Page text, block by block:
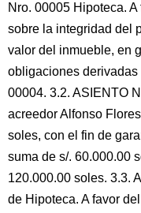
Nro. 00005 Hipoteca.
sobre la integridad del
valor del inmueble, en
obligaciones
00004. 3.2. ASIENTO
acreedor Alfonso
soles, con el fin de
suma de s/. 60.000.00
120.000.00 soles. 3.3.
de Hipoteca. A favor